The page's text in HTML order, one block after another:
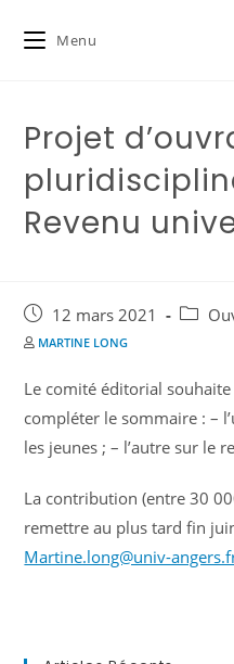
Menu
Projet
Revenu
12 mars 2021
MARTINE LONG
Le comité éditorial
compléter le sommaire : –
les jeunes ; – l’autre sur le
La contribution (entre 30
remettre au plus tard fin
Martine.long@univ-